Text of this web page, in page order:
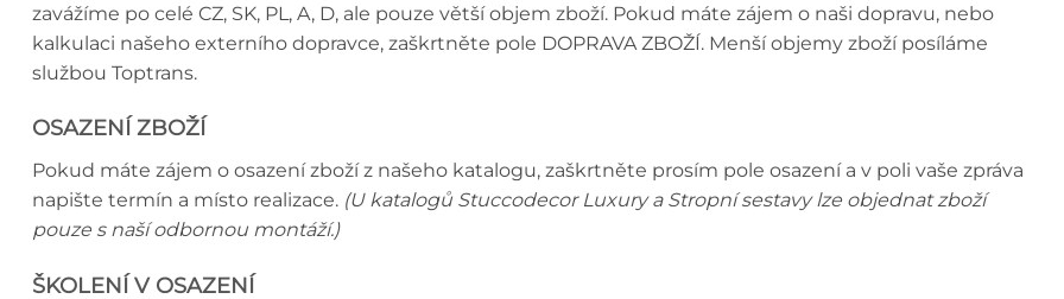
zavážíme po celé CZ, SK, PL, A, D, ale pouze větší objem zboží. Pokud máte zájem o naši dopravu, nebo
kalkulaci našeho externího dopravce, zaškrtněte pole DOPRAVA ZBOŽÍ. Menší objemy zboží posíláme
službou Toptrans.
OSAZENÍ ZBOŽÍ
Pokud máte zájem o osazení zboží z našeho katalogu, zaškrtněte prosím pole osazení a v poli vaše zpráva
napište termín a místo realizace. (U katalogů Stuccodecor Luxury a Stropní sestavy lze objednat zboží
pouze s naší odbornou montáží.)
ŠKOLENÍ V OSAZENÍ